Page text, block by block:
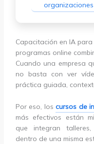
organizaciones
Capacitación en IA
programas online
Cuando una empresa
no basta con ver
práctica guiada,
Por eso, loscursos de
más efectivos están
que integran
dentro de una misma